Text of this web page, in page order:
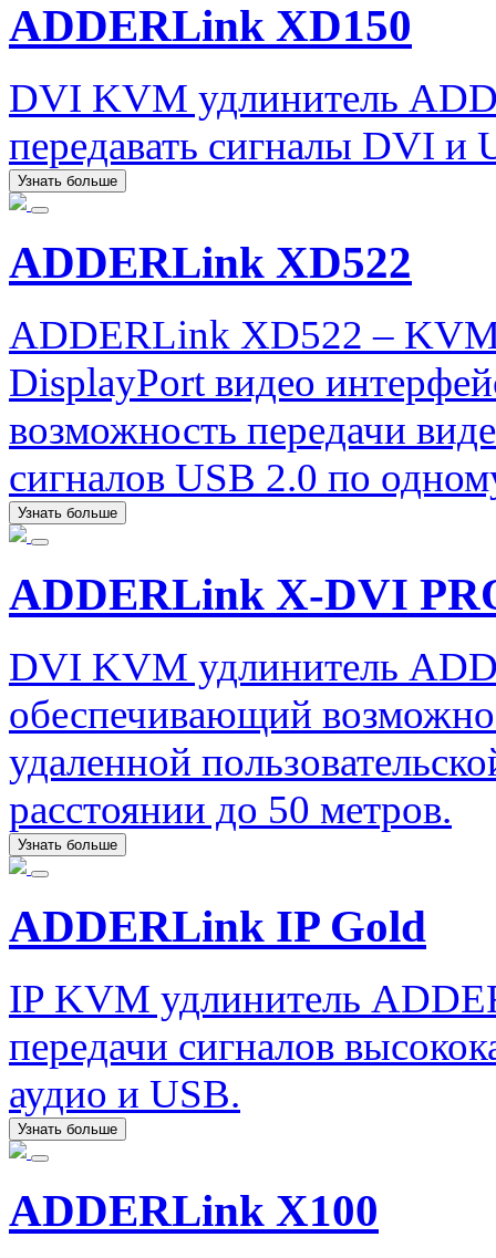
ADDERLink XD150
DVI KVM удлинитель
передавать сигналы DVI
Узнать больше
ADDERLink XD522
ADDERLink XD522 –
DisplayPort видео
возможность передачи
сигналов USB 2.0 по
Узнать больше
ADDERLink X-DVI
DVI KVM удлинитель
обеспечивающий
удаленной
расстоянии до 50 метров.
Узнать больше
ADDERLink IP Gold
IP KVM удлинитель
передачи сигналов
аудио и USB.
Узнать больше
ADDERLink X100